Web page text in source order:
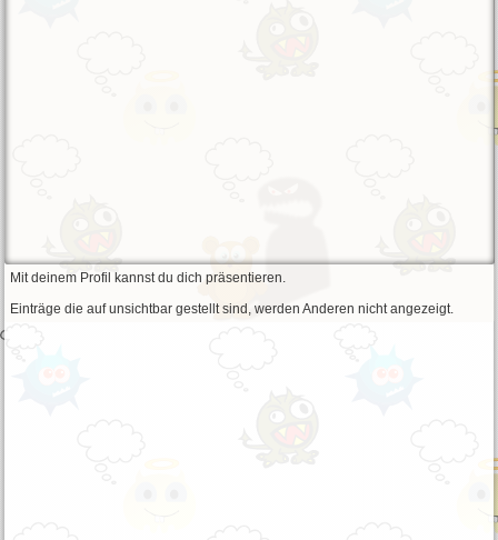
Mit deinem Profil kannst du dich präsentieren.
Einträge die auf unsichtbar gestellt sind, werden Anderen nicht angezeigt.